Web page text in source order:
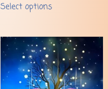
Select options